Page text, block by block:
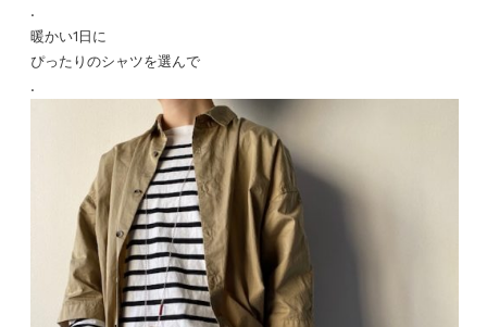
.
暖かい1日に
ぴったりのシャツを選んで
.